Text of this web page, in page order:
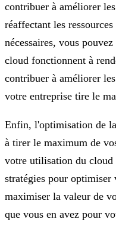
contribuer à améliorer
réaffectant les
nécessaires, vous
cloud fonctionnent à
contribuer à améliorer
votre entreprise tire le
Enfin, l'optimisation de
à tirer le maximum de
votre utilisation du cloud
stratégies pour optimiser
maximiser la valeur de
que vous en avez pour